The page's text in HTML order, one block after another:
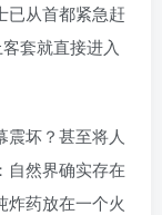
已从首都紧急赶
套就直接进入
震坏？甚至将人
自然界确实存在
炸药放在一个火